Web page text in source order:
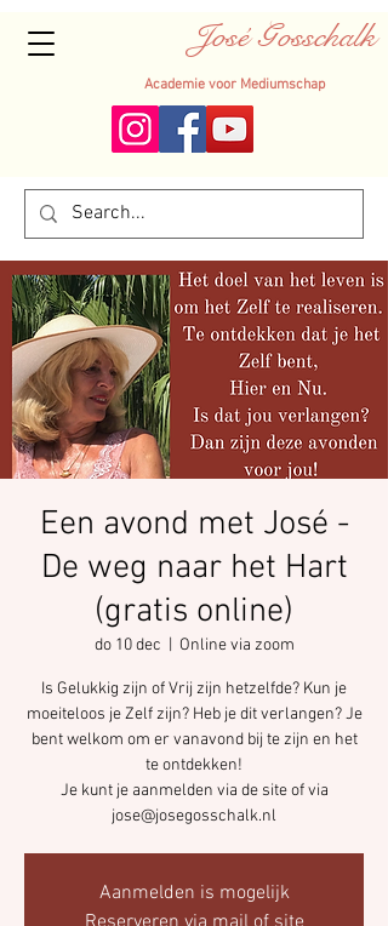
José Gosschalk
Academie voor Mediumschap
Een avond met José -
De weg naar het Hart
(gratis online)
do 10 dec Online via zoom
Is Gelukkig zijn of Vrij zijn hetzelfde? Kun je
moeiteloos je Zelf zijn? Heb je dit verlangen? Je
bent welkom om er vanavond bij te zijn en het
te ontdekken!
Je kunt je aanmelden via de site of via
jose@josegosschalk.nl
Aanmelden is mogelijk